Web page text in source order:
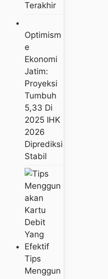
Terakhir
Optimism
E
Ekonomi
Jatim:
Proyeksi
Tumbuh
5,33 Di
2025 IHK
2026
Diprediksi
Stabil
Tips
Menggun